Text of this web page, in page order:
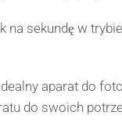
sekundę w
aparat do
do swoich